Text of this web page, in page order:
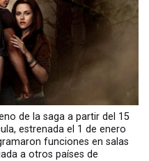
de la saga a partir del 15
estrenada el 1 de enero
funciones en salas
a otros países de